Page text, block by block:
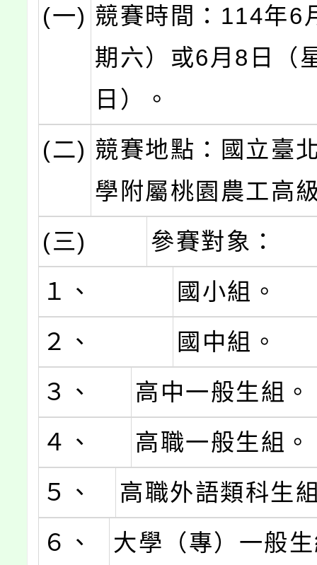
(一) 競賽時間：114年6
期六）或6月8日（
日）。
(二) 競賽地點：國立臺
學附屬桃園農工高
(三)
參賽對象：
１、
國小組。
２、
國中組。
３、
高中一般生組。
４、
高職一般生組。
５、
高職外語類科生
６、
大學（專）一般